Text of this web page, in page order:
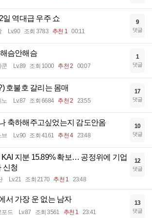
일 역대급 우주 쇼
Lv.90 조회 3783 추천 1 00:11
9
댓글
슴안해슴
쿤 Lv.89 조회 1000 추천 2 00:07
1
댓글
호불호 갈리는 몸매
노 Lv.87 조회 6684 추천 2 23:55
17
댓글
축하해주고싶었는지 감도안옴
브 Lv.90 조회 4161 추천 4 23:48
10
댓글
KAI 지분 15.89% 확보… 공정위에 기업
신청
Lv.21 조회 2170 추천 1 23:48
12
댓글
서 가장 운 없는 남자
포드 Lv.87 조회 3561 추천 1 23:41
13
댓글